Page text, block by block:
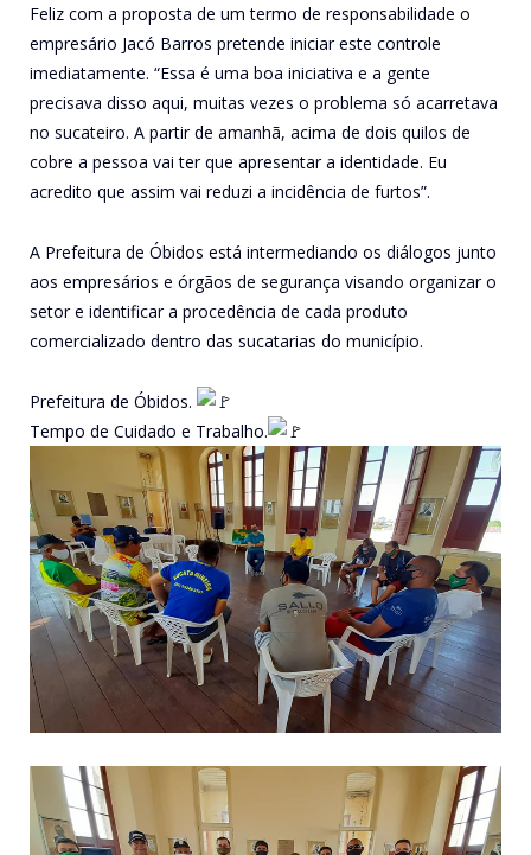
Feliz com a proposta de um termo de responsabilidade o
empresário Jacó Barros pretende iniciar este controle
imediatamente. “Essa é uma boa iniciativa e a gente
precisava disso aqui, muitas vezes o problema só acarretava
no sucateiro. A partir de amanhã, acima de dois quilos de
cobre a pessoa vai ter que apresentar a identidade. Eu
acredito que assim vai reduzi a incidência de furtos”.
A Prefeitura de Óbidos está intermediando os diálogos junto
aos empresários e órgãos de segurança visando organizar o
setor e identificar a procedência de cada produto
comercializado dentro das sucatarias do município.
Prefeitura de Óbidos.
Tempo de Cuidado e Trabalho.